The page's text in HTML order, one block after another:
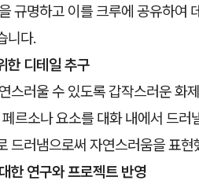
규명하고 이를 크루에 공유하여
니다.
한 디테일 추구
스러울 수 있도록 갑작스러운 화
르소나 요소를 대화 내에서 드
드러냄으로써 자연스러움을 표현
한 연구와 프로젝트 반영